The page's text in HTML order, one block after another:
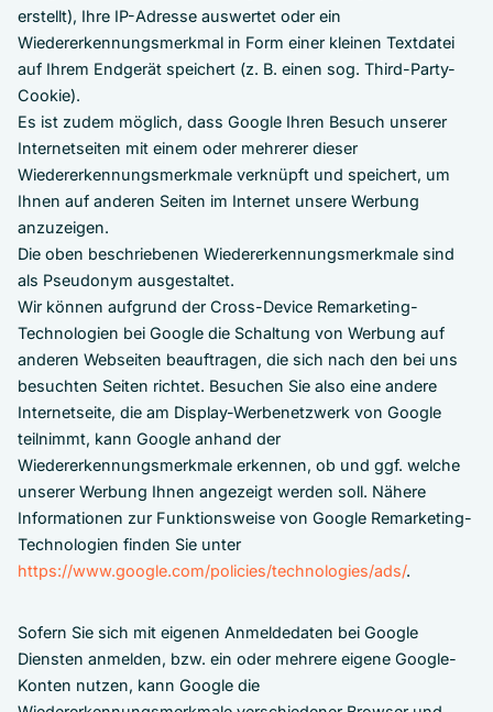
erstellt), Ihre IP-Adresse auswertet oder ein
Wiedererkennungsmerkmal in Form einer kleinen Textdatei
auf Ihrem Endgerät speichert (z. B. einen sog. Third-Party-
Cookie).
Es ist zudem möglich, dass Google Ihren Besuch unserer
Internetseiten mit einem oder mehrerer dieser
Wiedererkennungsmerkmale verknüpft und speichert, um
Ihnen auf anderen Seiten im Internet unsere Werbung
anzuzeigen.
Die oben beschriebenen Wiedererkennungsmerkmale sind
als Pseudonym ausgestaltet.
Wir können aufgrund der Cross-Device Remarketing-
Technologien bei Google die Schaltung von Werbung auf
anderen Webseiten beauftragen, die sich nach den bei uns
besuchten Seiten richtet. Besuchen Sie also eine andere
Internetseite, die am Display-Werbenetzwerk von Google
teilnimmt, kann Google anhand der
Wiedererkennungsmerkmale erkennen, ob und ggf. welche
unserer Werbung Ihnen angezeigt werden soll. Nähere
Informationen zur Funktionsweise von Google Remarketing-
Technologien finden Sie unter
https://www.google.com/policies/technologies/ads/.
Sofern Sie sich mit eigenen Anmeldedaten bei Google
Diensten anmelden, bzw. ein oder mehrere eigene Google-
Konten nutzen, kann Google die